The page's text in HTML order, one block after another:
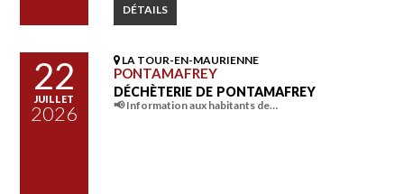
DÉTAILS
22
JUILLET
2026
LA TOUR-EN-MAURIENNE
PONTAMAFREY
DÉCHÈTERIE DE PONTAMAFREY
📢 Information aux habitants de…